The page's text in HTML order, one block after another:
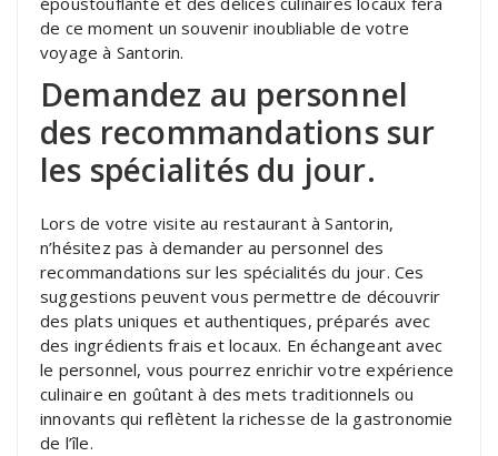
de ce moment un souvenir inoubliable de votre
voyage à Santorin.
Demandez au personnel
des recommandations sur
les spécialités du jour.
Lors de votre visite au restaurant à Santorin,
n’hésitez pas à demander au personnel des
recommandations sur les spécialités du jour. Ces
suggestions peuvent vous permettre de découvrir
des plats uniques et authentiques, préparés avec
des ingrédients frais et locaux. En échangeant avec
le personnel, vous pourrez enrichir votre expérience
culinaire en goûtant à des mets traditionnels ou
innovants qui reflètent la richesse de la gastronomie
de l’île.